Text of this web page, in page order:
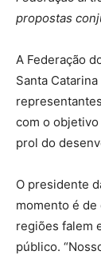
propostas
A Federação
Santa
com o
prol do
O presidente
momento é
regiões falem
público.